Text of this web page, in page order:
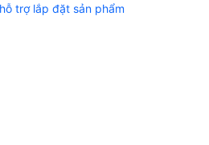
trợ lắp đặt sản phẩm